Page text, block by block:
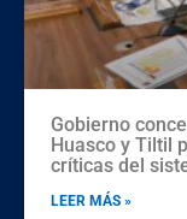
Gobierno
Huasco y Tiltil
críticas del
LEER MÁS »